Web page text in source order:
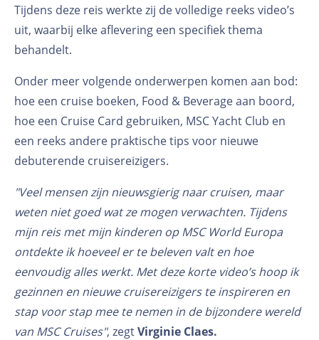
Tijdens deze reis werkte zij de volledige reeks video’s
uit, waarbij elke aflevering een specifiek thema
behandelt.
Onder meer volgende onderwerpen komen aan bod:
hoe een cruise boeken, Food & Beverage aan boord,
hoe een Cruise Card gebruiken, MSC Yacht Club en
een reeks andere praktische tips voor nieuwe
debuterende cruisereizigers.
"Veel mensen zijn nieuwsgierig naar cruisen, maar
weten niet goed wat ze mogen verwachten. Tijdens
mijn reis met mijn kinderen op MSC World Europa
ontdekte ik hoeveel er te beleven valt en hoe
eenvoudig alles werkt. Met deze korte video’s hoop ik
gezinnen en nieuwe cruisereizigers te inspireren en
stap voor stap mee te nemen in de bijzondere wereld
van MSC Cruises", zegtVirginie Claes.